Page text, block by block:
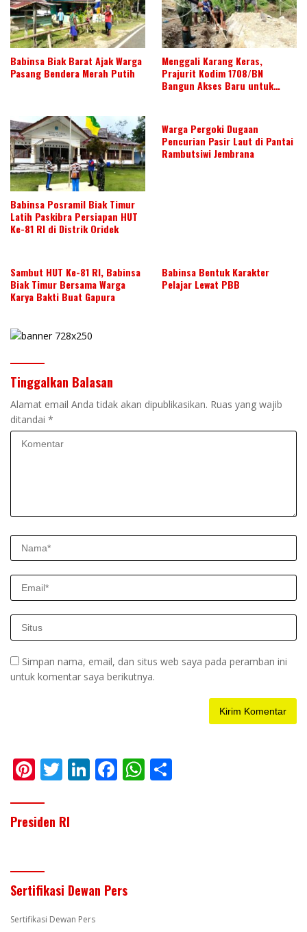
Babinsa Biak Barat Ajak Warga
Pasang Bendera Merah Putih
Menggali Karang Keras,
Prajurit Kodim 1708/BN
Bangun Akses Baru untuk
Babinsa Posramil Biak Timur
Latih Paskibra Persiapan HUT
Ke-81 RI di Distrik Oridek
Warga Pergoki Dugaan
Pencurian Pasir Laut di Pantai
Rambutsiwi Jembrana
Sambut HUT Ke-81 RI, Babinsa
Biak Timur Bersama Warga
Karya Bakti Buat Gapura
Babinsa Bentuk Karakter
Pelajar Lewat PBB
Tinggalkan Balasan
Alamat email Anda tidak akan dipublikasikan. Ruas yang wajib
ditandai *
Simpan nama, email, dan situs web saya pada peramban ini
untuk komentar saya berikutnya.
Pi
er
e
T
itt
er
Li F
k
W
Presiden RI
Sertifikasi Dewan Pers
Sertifikasi Dewan Pers